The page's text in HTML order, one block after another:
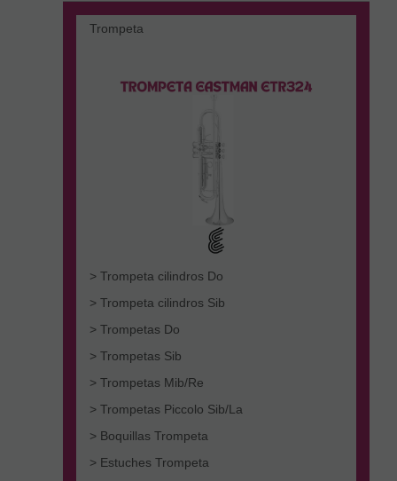
Trompeta
> Trompeta cilindros Do
> Trompeta cilindros Sib
> Trompetas Do
> Trompetas Sib
> Trompetas Mib/Re
> Trompetas Piccolo Sib/La
> Boquillas Trompeta
> Estuches Trompeta